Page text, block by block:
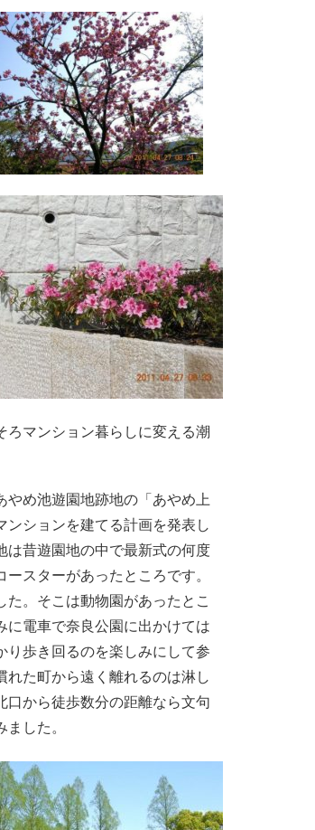
マンション暮らしに変える潮
め池遊園地跡地の「あやめ上
ンションを建てる計画を発表し
は昔遊園地の中で最新式の何度
スターがあったところです。
た。そこは動物園があったとこ
に電車で奈良公園に出かけては
り歩き回るのを楽しみにして参
れた町から遠く離れるのは淋し
口から徒歩数分の距離なら文句
した。